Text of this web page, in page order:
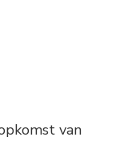
van